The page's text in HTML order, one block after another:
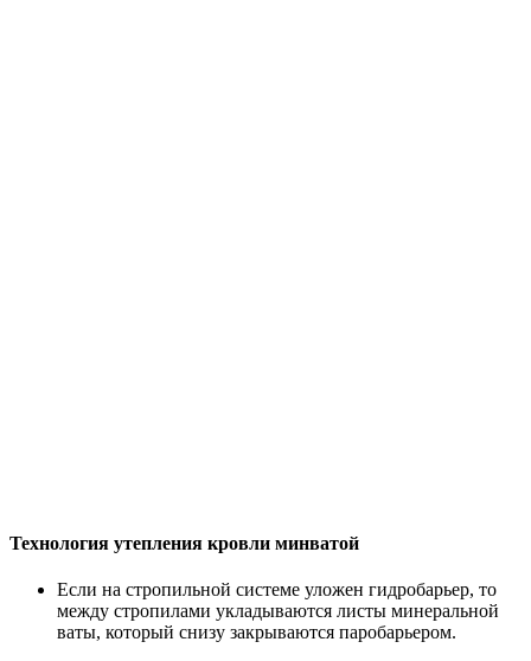
Технология утепления кровли минватой
Если на стропильной системе уложен гидробарьер, то
между стропилами укладываются листы минеральной
ваты, который снизу закрываются паробарьером.